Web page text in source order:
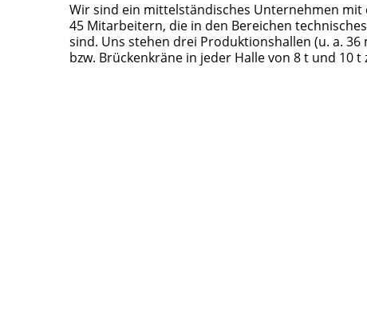
Wir sind ein mittelständisches Unternehmen
45 Mitarbeitern, die in den Bereichen
sind. Uns stehen drei Produktionshallen (u. a.
bzw. Brückenkräne in jeder Halle von 8 t und 10 t